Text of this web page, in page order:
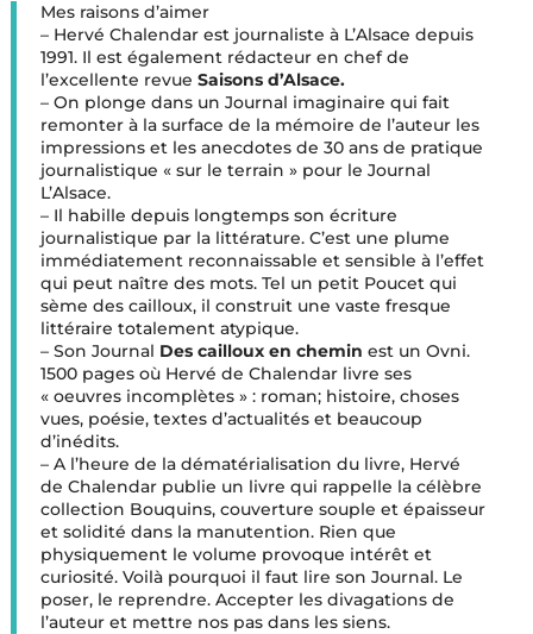
Mes raisons d’aimer
– Hervé Chalendar est journaliste à L’Alsace depuis
1991. Il est également rédacteur en chef de
l’excellente revue Saisons d’Alsace.
– On plonge dans un Journal imaginaire qui fait
remonter à la surface de la mémoire de l’auteur les
impressions et les anecdotes de 30 ans de pratique
journalistique « sur le terrain » pour le Journal
L’Alsace.
– Il habille depuis longtemps son écriture
journalistique par la littérature. C’est une plume
immédiatement reconnaissable et sensible à l’effet
qui peut naître des mots. Tel un petit Poucet qui
sème des cailloux, il construit une vaste fresque
littéraire totalement atypique.
– Son Journal Des cailloux en chemin est un Ovni.
1500 pages où Hervé de Chalendar livre ses
« oeuvres incomplètes » : roman; histoire, choses
vues, poésie, textes d’actualités et beaucoup
d’inédits.
– A l’heure de la dématérialisation du livre, Hervé
de Chalendar publie un livre qui rappelle la célèbre
collection Bouquins, couverture souple et épaisseur
et solidité dans la manutention. Rien que
physiquement le volume provoque intérêt et
curiosité. Voilà pourquoi il faut lire son Journal. Le
poser, le reprendre. Accepter les divagations de
l’auteur et mettre nos pas dans les siens.